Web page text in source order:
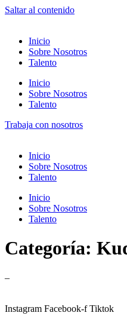
Saltar al contenido
Inicio
Sobre Nosotros
Talento
Inicio
Sobre Nosotros
Talento
Trabaja con nosotros
Inicio
Sobre Nosotros
Talento
Inicio
Sobre Nosotros
Talento
Categoría:
–
Instagram Facebook-f Tiktok